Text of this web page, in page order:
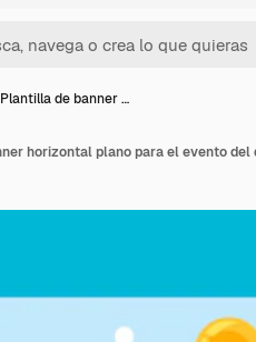
Plantilla de banner …